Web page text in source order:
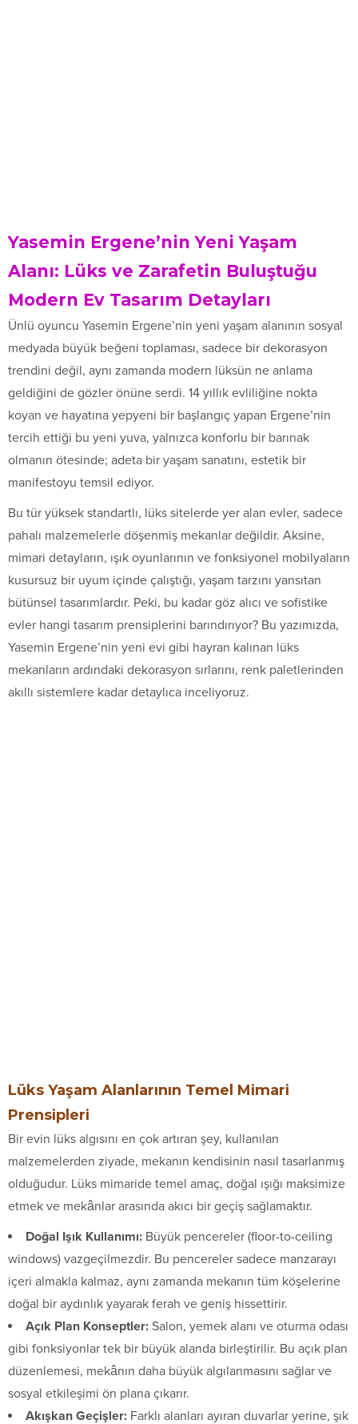
Yasemin Ergene’nin Yeni Yaşam
Alanı: Lüks ve Zarafetin Buluştuğu
Modern Ev Tasarım Detayları
Ünlü oyuncu Yasemin Ergene’nin yeni yaşam alanının sosyal
medyada büyük beğeni toplaması, sadece bir dekorasyon
trendini değil, aynı zamanda modern lüksün ne anlama
geldiğini de gözler önüne serdi. 14 yıllık evliliğine nokta
koyan ve hayatına yepyeni bir başlangıç yapan Ergene’nin
tercih ettiği bu yeni yuva, yalnızca konforlu bir barınak
olmanın ötesinde; adeta bir yaşam sanatını, estetik bir
manifestoyu temsil ediyor.
Bu tür yüksek standartlı, lüks sitelerde yer alan evler, sadece
pahalı malzemelerle döşenmiş mekanlar değildir. Aksine,
mimari detayların, ışık oyunlarının ve fonksiyonel mobilyaların
kusursuz bir uyum içinde çalıştığı, yaşam tarzını yansıtan
bütünsel tasarımlardır. Peki, bu kadar göz alıcı ve sofistike
evler hangi tasarım prensiplerini barındırıyor? Bu yazımızda,
Yasemin Ergene’nin yeni evi gibi hayran kalınan lüks
mekanların ardındaki dekorasyon sırlarını, renk paletlerinden
akıllı sistemlere kadar detaylıca inceliyoruz.
Lüks Yaşam Alanlarının Temel Mimari
Prensipleri
Bir evin lüks algısını en çok artıran şey, kullanılan
malzemelerden ziyade, mekanın kendisinin nasıl tasarlanmış
olduğudur. Lüks mimaride temel amaç, doğal ışığı maksimize
etmek ve mekânlar arasında akıcı bir geçiş sağlamaktır.
Doğal Işık Kullanımı: Büyük pencereler (floor-to-ceiling
windows) vazgeçilmezdir. Bu pencereler sadece manzarayı
içeri almakla kalmaz, aynı zamanda mekanın tüm köşelerine
doğal bir aydınlık yayarak ferah ve geniş hissettirir.
Açık Plan Konseptler: Salon, yemek alanı ve oturma odası
gibi fonksiyonlar tek bir büyük alanda birleştirilir. Bu açık plan
düzenlemesi, mekânın daha büyük algılanmasını sağlar ve
sosyal etkileşimi ön plana çıkarır.
Akışkan Geçişler: Farklı alanları ayıran duvarlar yerine, şık